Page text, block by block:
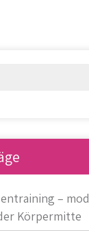
–
Körpermitte